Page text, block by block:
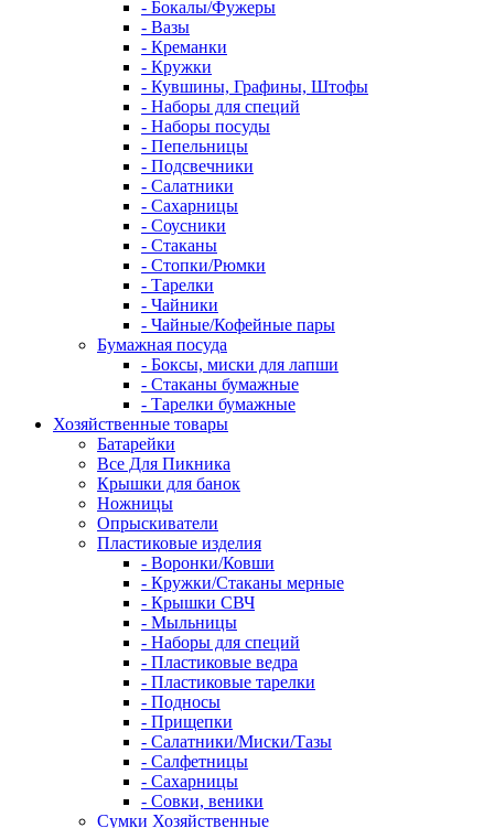
- Бокалы/Фужеры
- Вазы
- Креманки
- Кружки
- Кувшины, Графины, Штофы
- Наборы для специй
- Наборы посуды
- Пепельницы
- Подсвечники
- Салатники
- Сахарницы
- Соусники
- Стаканы
- Стопки/Рюмки
- Тарелки
- Чайники
- Чайные/Кофейные пары
Бумажная посуда
- Боксы, миски для лапши
- Стаканы бумажные
- Тарелки бумажные
Хозяйственные товары
Батарейки
Все Для Пикника
Крышки для банок
Ножницы
Опрыскиватели
Пластиковые изделия
- Воронки/Ковши
- Кружки/Стаканы мерные
- Крышки СВЧ
- Мыльницы
- Наборы для специй
- Пластиковые ведра
- Пластиковые тарелки
- Подносы
- Прищепки
- Салатники/Миски/Тазы
- Салфетницы
- Сахарницы
- Совки, веники
Сумки Хозяйственные